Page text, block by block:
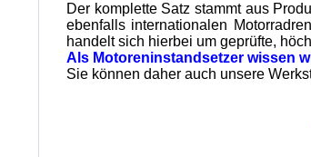
Der komplette Satz stammt aus
ebenfalls internationalen
handelt sich hierbei um geprüfte,
Als Motoreninstandsetzer wissen
Sie können daher auch unsere